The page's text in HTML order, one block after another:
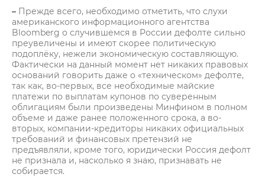
– Прежде всего, необходимо отметить, что слухи
американского информационного агентства
Bloomberg о случившемся в России дефолте сильно
преувеличены и имеют скорее политическую
подоплёку, нежели экономическую составляющую.
Фактически на данный момент нет никаких правовых
оснований говорить даже о «техническом» дефолте,
так как, во-первых, все необходимые майские
платежи по выплатам купонов по суверенным
облигациям были произведены Минфином в полном
объеме и даже ранее положенного срока, а во-
вторых, компании-кредиторы никаких официальных
требований и финансовых претензий не
предъявляли, кроме того, юридически Россия дефолт
не признала и, насколько я знаю, признавать не
собирается.